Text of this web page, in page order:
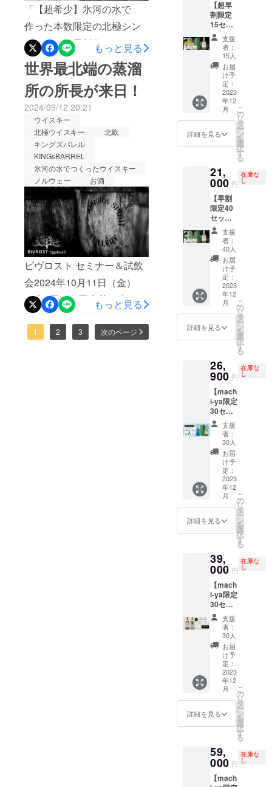
体感する至福の瞬間をぜ
ひ。現在 残り11本 のみ！さ
らに 5% OFFクーポン もご
利用いただけます。お早め
に！https://camp-
fire.jp/projects/828317/view?
ctoken=j1engkC13dE41QeY
「【超希少】氷河の水で
作った本数限定の北極シン
グルモルト最新作アルフハ
イム登場！」の支援者の皆
さん、こんばんは、ドイツ
と北欧のウイスキー＆スピ
リッツのキングズバレルで
す。いつも温かいご支援を
ありがとうございます！現
在多くの方々からご好評を
いただいております当クラ
ウドファンディングにて実
施中のノルウェー北極圏
発、北極大麦と氷河の水で
つくられた希少な北極シン
グルモルト「ユグドラシ
ル」が日本初上陸するこの
プロジェクトも残すところ
あとわずかとなりました。
https://camp-
もっと見る
世界最北端の蒸溜
所の所長が来日！
2024/09/12 20:21
ウイスキー
北極ウイスキー
北欧
キングズバレル
KINGsBARREL
氷河の水でつくったウイスキー
ノルウェー
お酒
ビヴロスト セミナー＆試飲
会2024年10月11日（金）
（全4回）各回先着10名のみ
のスペシャルイベント開催
のお知らせ！↓↓↓詳細はこ
もっと見る
1 2 3 次のページ
名に相応し
い本当に美
味しいと
思ったお酒
のみを日本
輸入元とし
て蒸溜所と
二人三脚で
ご紹介して
いきます。
割引率
は製品
本体の
販売予
定価格
に対す
るもの
です。
本クラ
ウド
ファン
ディン
グにお
けるこ
「BIVR
OST ア
イム北
極シン
グルモ
ルトウ
イス
キー」
の日本
先行販
売を行
いま
す。本
数限定
のリミ
テッド
ロジェ
クト終
了後に
当社確
保在庫
分が
残った
場合に
限り通
常販売
を致し
ます。
■内容
BIVRO
STアル
ム 本数
限定 北
ルトウ
イス
キー /
46% /
500ml ×
1本（販
売予定
価格
29,000
円） ※
これは
お酒で
す。20
才未満
可とな
りま
キー第2
番目
「ニザ
ヴェッ
リル」
と第3番
目「ム
スペル
ハイ
ム」、
そして
第4番目
「ヨ
トゥン
ム」各1
の3本
セット
ラウド
ファン
ディン
グだけ
の限定4
セット
のみ販
売予定
価格か
58,000
円オフ
にてご
提供致
257,000
円 →
199,000
円
（税・
送料込
み） こ
のリ
ターン
には
「BIVR
OSTア
ルフハ
イム北
極シン
グルモ
イス
キー」
ん。 ■
内容
BIVRO
ST ニザ
ヴェッ
リル 本
数限定
北極 シ
ングル
モルト
ウイス
キー /
46% /
500ml ×
ST ムス
ペルハ
北極シ
ングル
モルト
ウイス
【超早
割限定
15セッ
ト】
BIVRO
ST『北
欧神話9
つの世
界シ
リー
ズ』
「アル
フハイ
ム」 本
数限定
モルト
ウイス
キーの
グラス
付セッ
トを限
定15
セット
のみ予
定販売
価格か
11,000
円オフ
にてご
提供致
しま
18,000
円
送料込
み） ※
割引率
は製品
本体の
販売予
定価格
に対す
るもの
です。
本クラ
ウド
ファン
ディン
ジェク
トにて
「BIVR
OST ア
ルフハ
イム北
極シン
グルモ
ルトウ
イス
キー」
の日本
先行販
売を行
いま
数限定
のリミ
ため、
このプ
ロジェ
クト終
支援
者：
15人
お届
け予
定：
2023
年12
月
詳細を見る
こ
の
リ
タ
ー
ン
を
選
択
す
る
21,
000 円
在庫な
し
【早割
限定40
セッ
ト】
BIVRO
ST『北
欧神話9
つの世
界シ
リー
ズ』
「アル
フハイ
ム」 本
数限定
モルト
ウイス
キーの
グラス
付セッ
トを限
定40
セット
のみ予
定販売
価格か
ら8,000
円オフ
にてご
提供致
しま
す。
円
（税・
み） ※
割引率
は製品
本体の
販売予
定価格
に対す
るもの
です。
本クラ
ウド
ファン
ディン
グにお
トにて
「BIVR
OST ア
ルフハ
支援
者：
40人
お届
け予
定：
2023
年12
月
詳細を見る
こ
の
リ
タ
ー
ン
を
選
択
す
る
26,
900 円
在庫な
し
【mach
i-ya限定
30セッ
ト / ウイ
スキー
＆ジン
スペ
シャル
セッ
ト】
BIVRO
ST 『北
欧神話9
つの世
界シ
「アル
フハイ
ム」 本
数限定
北極シ
ングル
モルト
ウイス
キー＆
BIVRO
ST北極
ジンの
セット
を限定
30セッ
トのみ
販売予
オフに
てご提
ます。
支援
者：
30人
お届
け予
定：
2023
年12
月
詳細を見る
こ
の
リ
タ
ー
ン
を
選
択
す
る
39,
000 円
在庫な
し
【mach
i-ya限定
30セッ
ト / ヴァ
ナハイ
ム＆ア
ルフハ
イム飲
み比べ
グラス
付セッ
ト】
BIVRO
ST北極
シング
欧神話9
つの世
界シ
リー
支援
者：
30人
お届
け予
定：
2023
年12
月
詳細を見る
こ
の
リ
タ
ー
ン
を
選
択
す
る
59,
000 円
在庫な
し
【mach